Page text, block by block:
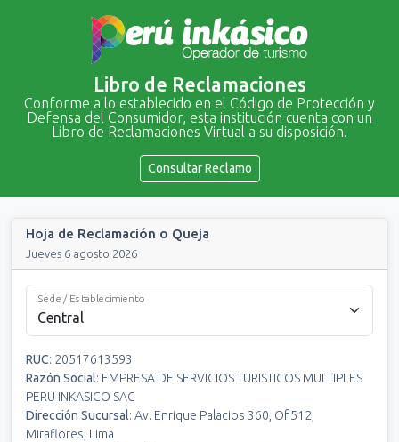
Libro de Reclamaciones
Conforme a lo establecido en el Código de Protección y
Defensa del Consumidor, esta institución cuenta con un
Libro de Reclamaciones Virtual a su disposición.
Consultar Reclamo
Hoja de Reclamación o Queja
Jueves 6 agosto 2026
Sede / Establecimiento
RUC: 20517613593
Razón Social: EMPRESA DE SERVICIOS TURISTICOS MULTIPLES
PERU INKASICO SAC
Dirección Sucursal: Av. Enrique Palacios 360, Of.512,
Miraflores, Lima